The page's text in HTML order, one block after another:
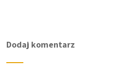
Dodaj komentarz